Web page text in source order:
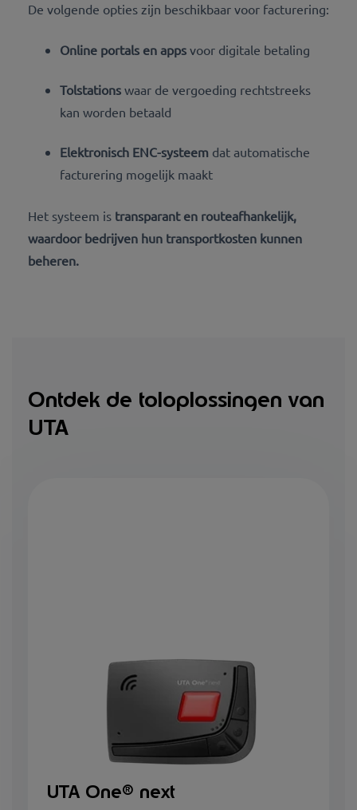
De volgende opties zijn beschikbaar voor facturering:
Online portals en apps voor digitale betaling
Tolstations waar de vergoeding rechtstreeks
kan worden betaald
Elektronisch ENC-systeem dat automatische
facturering mogelijk maakt
Het systeem is transparant en routeafhankelijk,
waardoor bedrijven hun transportkosten kunnen
beheren.
Ontdek de toloplossingen van
UTA
UTA One® next